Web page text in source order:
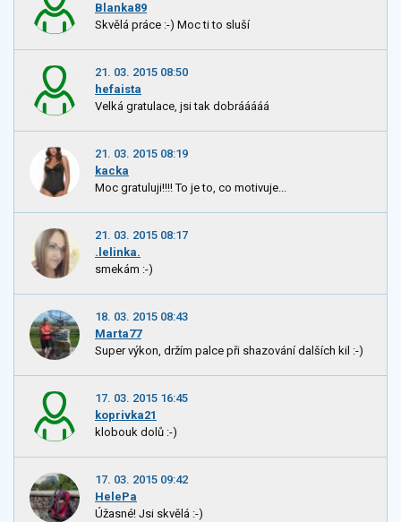
Blanka89
Skvělá práce :-) Moc ti to sluší
21. 03. 2015 08:50
hefaista
Velká gratulace, jsi tak dobrááááá
21. 03. 2015 08:19
kacka
Moc gratuluji!!!! To je to, co motivuje...
21. 03. 2015 08:17
.lelinka.
smekám :-)
18. 03. 2015 08:43
Marta77
Super výkon, držím palce při shazování dalších kil :-)
17. 03. 2015 16:45
koprivka21
klobouk dolů :-)
17. 03. 2015 09:42
HelePa
Úžasné! Jsi skvělá :-)